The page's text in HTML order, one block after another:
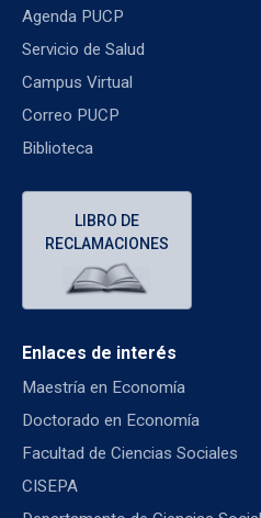
Agenda PUCP
Servicio de Salud
Campus Virtual
Correo PUCP
Biblioteca
LIBRO DE
RECLAMACIONES
Enlaces de interés
Maestría en Economía
Doctorado en Economía
Facultad de Ciencias Sociales
CISEPA